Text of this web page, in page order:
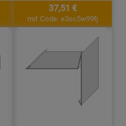
37,51 €
mit Code: e3oc5w99fj